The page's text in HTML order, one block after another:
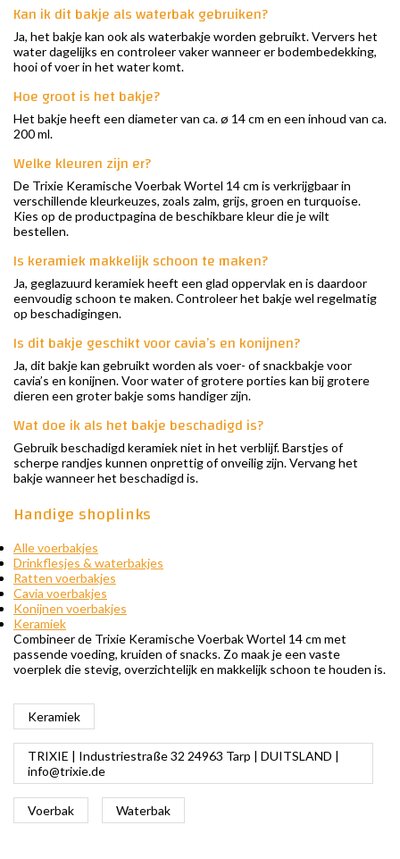
Kan ik dit bakje als waterbak gebruiken?
Ja, het bakje kan ook als waterbakje worden gebruikt. Ververs het
water dagelijks en controleer vaker wanneer er bodembedekking,
hooi of voer in het water komt.
Hoe groot is het bakje?
Het bakje heeft een diameter van ca. ø 14 cm en een inhoud van ca.
200 ml.
Welke kleuren zijn er?
De Trixie Keramische Voerbak Wortel 14 cm is verkrijgbaar in
verschillende kleurkeuzes, zoals zalm, grijs, groen en turquoise.
Kies op de productpagina de beschikbare kleur die je wilt
bestellen.
Is keramiek makkelijk schoon te maken?
Ja, geglazuurd keramiek heeft een glad oppervlak en is daardoor
eenvoudig schoon te maken. Controleer het bakje wel regelmatig
op beschadigingen.
Is dit bakje geschikt voor cavia’s en konijnen?
Ja, dit bakje kan gebruikt worden als voer- of snackbakje voor
cavia’s en konijnen. Voor water of grotere porties kan bij grotere
dieren een groter bakje soms handiger zijn.
Wat doe ik als het bakje beschadigd is?
Gebruik beschadigd keramiek niet in het verblijf. Barstjes of
scherpe randjes kunnen onprettig of onveilig zijn. Vervang het
bakje wanneer het beschadigd is.
Handige shoplinks
Alle voerbakjes
Drinkflesjes & waterbakjes
Ratten voerbakjes
Cavia voerbakjes
Konijnen voerbakjes
Keramiek
Combineer de Trixie Keramische Voerbak Wortel 14 cm met
passende voeding, kruiden of snacks. Zo maak je een vaste
voerplek die stevig, overzichtelijk en makkelijk schoon te houden is.
Keramiek
TRIXIE | Industriestraße 32 24963 Tarp | DUITSLAND |
info@trixie.de
Voerbak Waterbak